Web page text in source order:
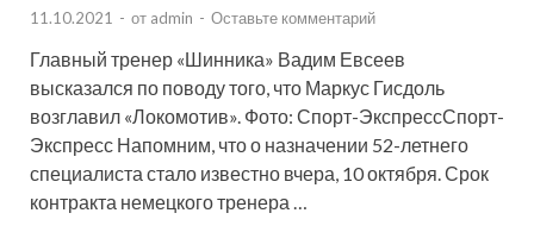
11.10.2021 - от admin - Оставьте комментарий
Главный тренер «Шинника» Вадим Евсеев
высказался по поводу того, что Маркус Гисдоль
возглавил «Локомотив». Фото: Спорт-ЭкспрессСпорт-
Экспресс Напомним, что о назначении 52-летнего
специалиста стало известно вчера, 10 октября. Срок
контракта немецкого тренера …